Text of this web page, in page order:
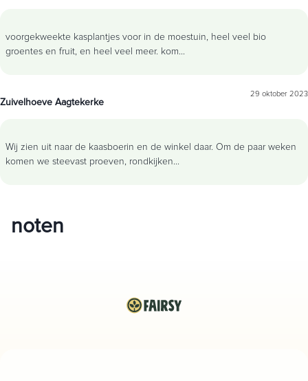
voorgekweekte kasplantjes voor in de moestuin, heel veel bio
groentes en fruit, en heel veel meer. kom...
Zuivelhoeve Aagtekerke
29 oktober 2023
Wij zien uit naar de kaasboerin en de winkel daar. Om de paar weken
komen we steevast proeven, rondkijken...
noten